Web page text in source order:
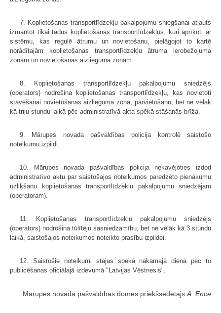
7. Koplietošanas transportlīdzekļu pakalpojumu sniegšanai atļauts
izmantot tikai tādus koplietošanas transportlīdzekļus, kuri aprīkoti ar
sistēmu, kas regulē ātrumu un novietošanu, pielāgojot to kartē
norādītajām koplietošanas transportlīdzekļu ātruma ierobežojuma
zonām un novietošanas aizlieguma zonām.
8. Koplietošanas transportlīdzekļu pakalpojumu sniedzējs
(operators) nodrošina koplietošanas transportlīdzekļu, kas novietoti
stāvēšanai novietošanas aizlieguma zonā, pārvietošanu, bet ne vēlāk
kā triju stundu laikā pēc administratīvā akta spēkā stāšanās brīža.
9. Mārupes novada pašvaldības policija kontrolē saistošo
noteikumu izpildi.
10. Mārupes novada pašvaldības policija nekavējoties izdod
administratīvo aktu par saistošajos noteikumos paredzēto pienākumu
uzlikšanu koplietošanas transportlīdzekļu pakalpojumu sniedzējam
(operatoram).
11. Koplietošanas transportlīdzekļu pakalpojumu sniedzējs
(operators) nodrošina tūlītēju sasniedzamību, bet ne vēlāk kā 3 stundu
laikā, saistošajos noteikumos noteikto prasību izpildei.
12. Saistošie noteikumi stājas spēkā nākamajā dienā pēc to
publicēšanas oficiālajā izdevumā "Latvijas Vēstnesis".
Mārupes novada pašvaldības domes priekšsēdētājs A. Ence